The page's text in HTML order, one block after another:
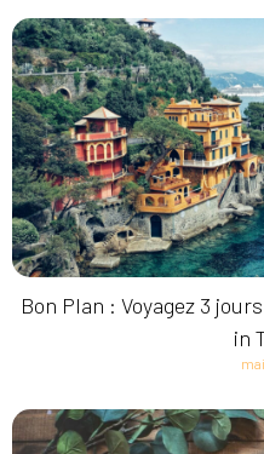
Bon Plan : Voyagez 3
in